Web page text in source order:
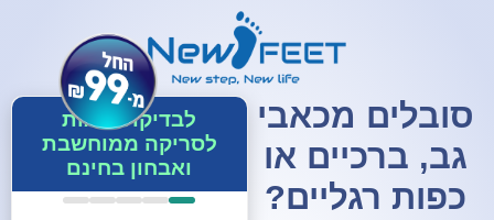
סובלים מכאבי
גב, ברכיים או
כפות רגליים?
לבדיקת זכאות
לסריקה ממוחשבת
ואבחון בחינם